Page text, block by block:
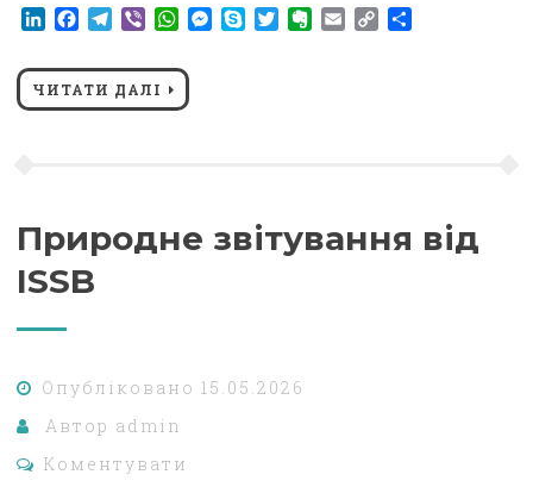
LinkedIn
Facebook
Telegram
ViberWhatsApp
Messenger
SkypeTwitterEvernote
EmailCopy
ЧИТАТИ ДАЛІ
Природне звітування від
ISSB
Опубліковано 15.05.2026
Автор admin
Коментувати